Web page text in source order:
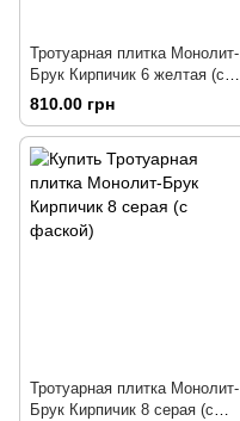
Тротуарная плитка Монолит-
Брук Кирпичик 6 желтая (с
фаской)
810.00 грн
Тротуарная плитка Монолит-
Брук Кирпичик 8 серая (с